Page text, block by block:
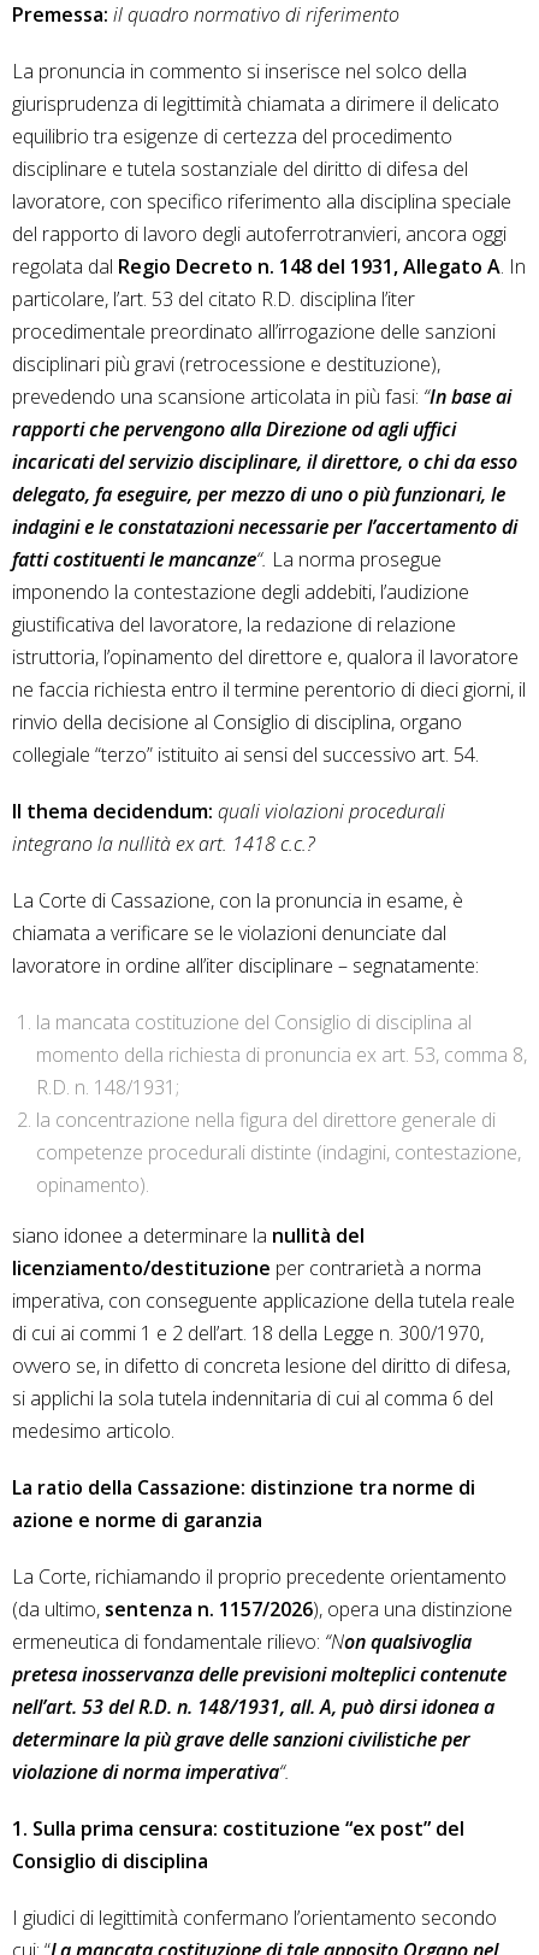
Premessa: il quadro normativo di riferimento
La pronuncia in commento si inserisce nel solco della
giurisprudenza di legittimità chiamata a dirimere il delicato
equilibrio tra esigenze di certezza del procedimento
disciplinare e tutela sostanziale del diritto di difesa del
lavoratore, con specifico riferimento alla disciplina speciale
del rapporto di lavoro degli autoferrotranvieri, ancora oggi
regolata dal Regio Decreto n. 148 del 1931, Allegato A. In
particolare, l’art. 53 del citato R.D. disciplina l’iter
procedimentale preordinato all’irrogazione delle sanzioni
disciplinari più gravi (retrocessione e destituzione),
prevedendo una scansione articolata in più fasi: “In base ai
rapporti che pervengono alla Direzione od agli uffici
incaricati del servizio disciplinare, il direttore, o chi da esso
delegato, fa eseguire, per mezzo di uno o più funzionari, le
indagini e le constatazioni necessarie per l’accertamento di
fatti costituenti le mancanze“. La norma prosegue
imponendo la contestazione degli addebiti, l’audizione
giustificativa del lavoratore, la redazione di relazione
istruttoria, l’opinamento del direttore e, qualora il lavoratore
ne faccia richiesta entro il termine perentorio di dieci giorni, il
rinvio della decisione al Consiglio di disciplina, organo
collegiale “terzo” istituito ai sensi del successivo art. 54.
Il thema decidendum: quali violazioni procedurali
integrano la nullità ex art. 1418 c.c.?
La Corte di Cassazione, con la pronuncia in esame, è
chiamata a verificare se le violazioni denunciate dal
lavoratore in ordine all’iter disciplinare – segnatamente:
la mancata costituzione del Consiglio di disciplina al
momento della richiesta di pronuncia ex art. 53, comma 8,
R.D. n. 148/1931;
la concentrazione nella figura del direttore generale di
competenze procedurali distinte (indagini, contestazione,
opinamento).
siano idonee a determinare la nullità del
licenziamento/destituzione per contrarietà a norma
imperativa, con conseguente applicazione della tutela reale
di cui ai commi 1 e 2 dell’art. 18 della Legge n. 300/1970,
ovvero se, in difetto di concreta lesione del diritto di difesa,
si applichi la sola tutela indennitaria di cui al comma 6 del
medesimo articolo.
La ratio della Cassazione: distinzione tra norme di
azione e norme di garanzia
La Corte, richiamando il proprio precedente orientamento
(da ultimo, sentenza n. 1157/2026), opera una distinzione
ermeneutica di fondamentale rilievo: “Non qualsivoglia
pretesa inosservanza delle previsioni molteplici contenute
nell’art. 53 del R.D. n. 148/1931, all. A, può dirsi idonea a
determinare la più grave delle sanzioni civilistiche per
violazione di norma imperativa“.
1. Sulla prima censura: costituzione “ex post” del
Consiglio di disciplina
I giudici di legittimità confermano l’orientamento secondo